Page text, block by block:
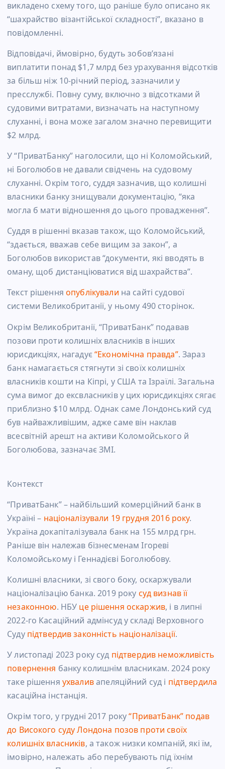
викладено схему того, що раніше було описано як
“шахрайство візантійської складності”, вказано в
повідомленні.
Відповідачі, ймовірно, будуть зобов’язані
виплатити понад $1,7 млрд без урахування відсотків
за більш ніж 10-річний період, зазначили у
пресслужбі. Повну суму, включно з відсотками й
судовими витратами, визначать на наступному
слуханні, і вона може загалом значно перевищити
$2 млрд.
У “ПриватБанку” наголосили, що ні Коломойський,
ні Боголюбов не давали свідчень на судовому
слуханні. Окрім того, суддя зазначив, що колишні
власники банку знищували документацію, “яка
могла б мати відношення до цього провадження”.
Суддя в рішенні вказав також, що Коломойський,
“здається, вважав себе вищим за закон”, а
Боголюбов використав “документи, які вводять в
оману, щоб дистанціюватися від шахрайства”.
Текст рішенняопублікували на сайті судової
системи Великобританії, у ньому 490 сторінок.
Окрім Великобританії, “ПриватБанк” подавав
позови проти колишніх власників в інших
юрисдикціях, нагадує “Економічна правда”. Зараз
банк намагається стягнути зі своїх колишніх
власників кошти на Кіпрі, у США та Ізраїлі. Загальна
сума вимог до ексвласників у цих юрисдикціях сягає
приблизно $10 млрд. Однак саме Лондонський суд
був найважливішим, адже саме він наклав
всесвітній арешт на активи Коломойського й
Боголюбова, зазначає ЗМІ.
Контекст
“ПриватБанк” – найбільший комерційний банк в
Україні – націоналізували 19 грудня 2016 року.
Україна докапіталізувала банк на 155 млрд грн.
Раніше він належав бізнесменам Ігореві
Коломойському і Геннадієві Боголюбову.
Колишні власники, зі свого боку, оскаржували
націоналізацію банка. 2019 року суд визнав її
незаконною. НБУ це рішення оскаржив, і в липні
2022-го Касаційний адмінсуд у складі Верховного
Суду підтвердив законність націоналізації.
У листопаді 2023 року суд підтвердив неможливість
повернення банку колишнім власникам. 2024 року
таке рішення ухваливапеляційний суд і підтвердила
касаційна інстанція.
Окрім того, у грудні 2017 року “ПриватБанк” подав
до Високого суду Лондона позов проти своїх
колишніх власників, а також низки компаній, які їм,
імовірно, належать або перебувають під їхнім